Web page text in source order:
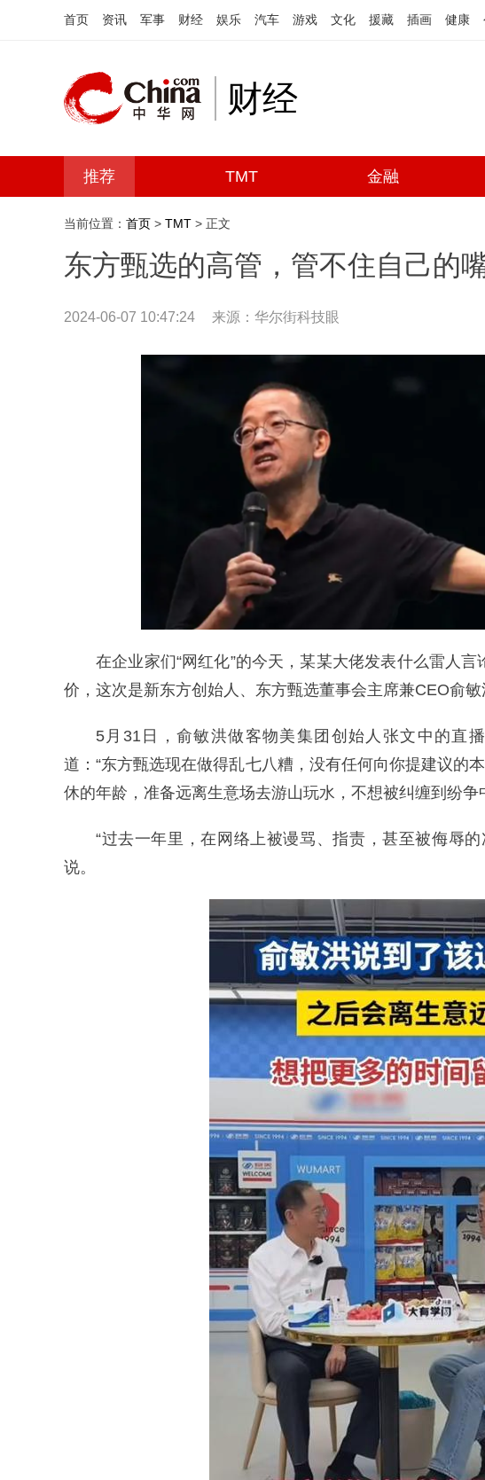
首页 资讯 军事 财经 娱乐 汽车 游戏 文化 援藏 插画 健康
财经
推荐 TMT 金融
当前位置： 首页 > TMT > 正文
东方甄选的高管，管不住自己的
2024-06-07 10:47:24 来源： 华尔街科技眼
在企业家们“网红化”的今天，某某大佬发表什么雷人
价，这次是新东方创始人、东方甄选董事会主席兼CEO俞敏
5月31日，俞敏洪做客物美集团创始人张文中的直
道：“东方甄选现在做得乱七八糟，没有任何向你提建议的
休的年龄，准备远离生意场去游山玩水，不想被纠缠到纷争
“过去一年里，在网络上被谩骂、指责，甚至被侮辱
说。